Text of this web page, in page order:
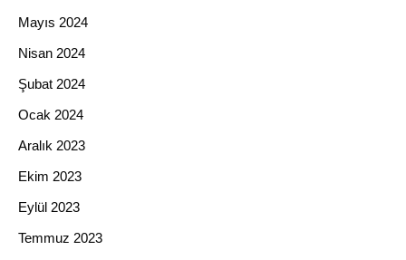
Mayıs 2024
Nisan 2024
Şubat 2024
Ocak 2024
Aralık 2023
Ekim 2023
Eylül 2023
Temmuz 2023